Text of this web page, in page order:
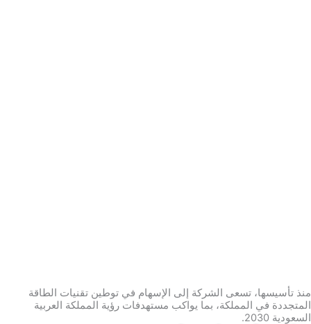
منذ تأسيسها، تسعى الشركة إلى الإسهام في توطين تقنيات الطاقة
المتجددة في المملكة، بما يواكب مستهدفات رؤية المملكة العربية
السعودية 2030.